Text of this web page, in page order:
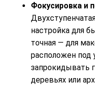
Фокусировка и
настройка для
точная — для
расположен под
запрокидывать
деревьях или